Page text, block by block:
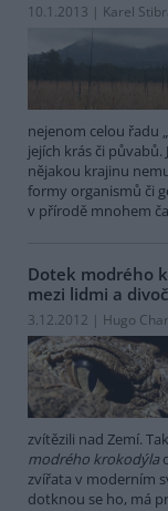
10.1.2013 | Karel
nejenom celou řadu
jejích krás či půvabů.
nějakou krajinu
formy organismů či
v přírodě mnohem
Dotek modrého
mezi lidmi a
3.12.2012 | Hugo
zvítězili nad Zemí.
modrého krokodýla
zvířata v moderním
dotknou se ho, má